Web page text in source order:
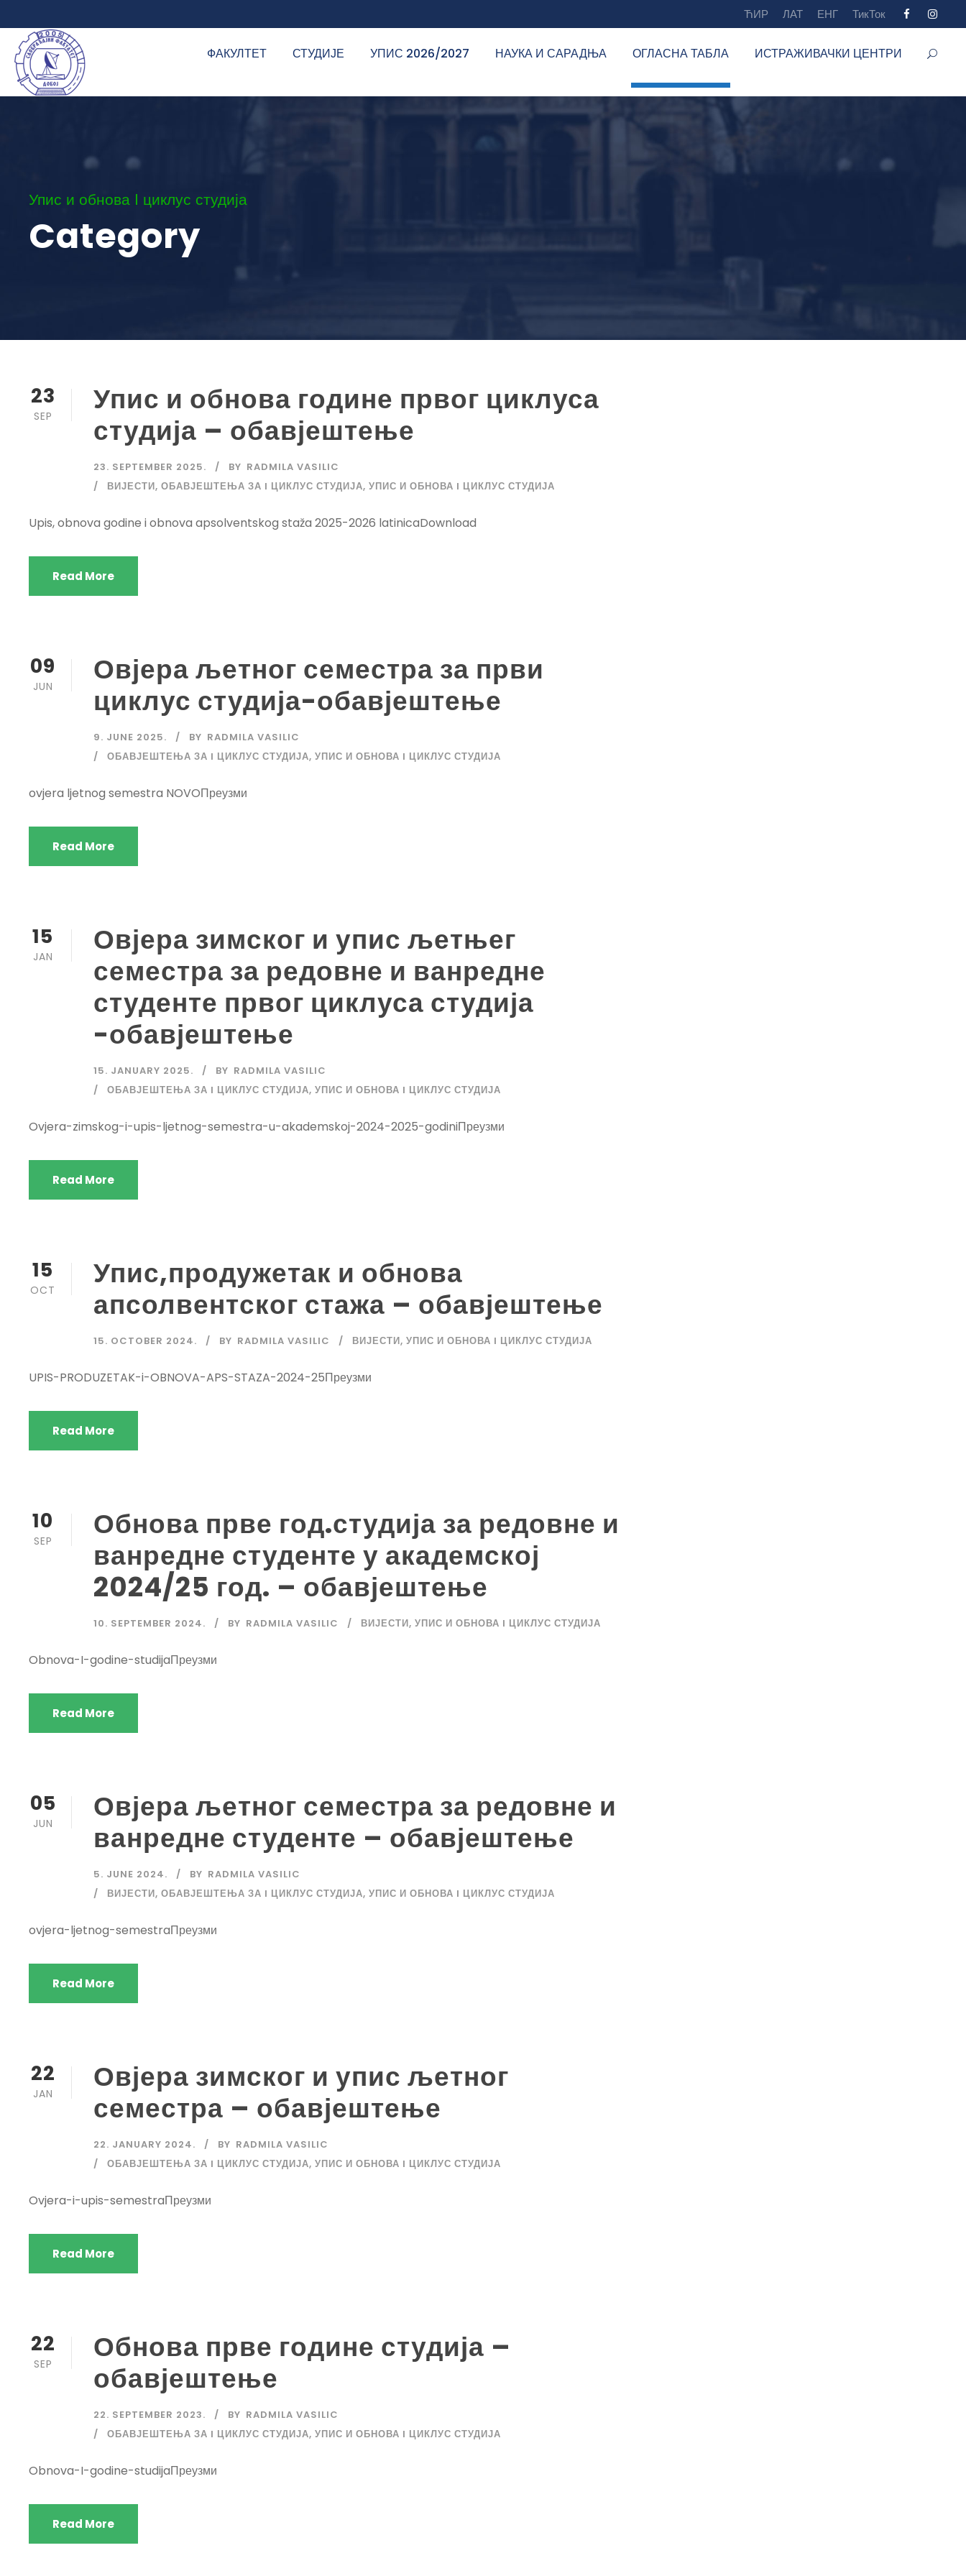
ЋИР ЛАТ ЕНГ ТикТок
ФАКУЛТЕТ СТУДИЈЕ УПИС 2026/2027 НАУКА И САРАДЊА ОГЛАСНА ТАБЛА ИСТРАЖИВАЧКИ ЦЕНТРИ
Упис и обнова I циклус студија
Category
23
SEP
Упис и обнова године првог циклуса
студија – обавјештење
23. SEPTEMBER 2025. BY RADMILA VASILIC
ВИЈЕСТИ, ОБАВЈЕШТЕЊА ЗА I ЦИКЛУС СТУДИЈА, УПИС И ОБНОВА I ЦИКЛУС СТУДИЈА
Upis, obnova godine i obnova apsolventskog staža 2025-2026 latinicaDownload
Read More
09
JUN
Овјера љетног семестра за први
циклус студија-обавјештење
9. JUNE 2025. BY RADMILA VASILIC
ОБАВЈЕШТЕЊА ЗА I ЦИКЛУС СТУДИЈА, УПИС И ОБНОВА I ЦИКЛУС СТУДИЈА
ovjera ljetnog semestra NOVOПреузми
Read More
15
JAN
Овјера зимског и упис љетњег
семестра за редовне и ванредне
студенте првог циклуса студија
-обавјештење
15. JANUARY 2025. BY RADMILA VASILIC
ОБАВЈЕШТЕЊА ЗА I ЦИКЛУС СТУДИЈА, УПИС И ОБНОВА I ЦИКЛУС СТУДИЈА
Ovjera-zimskog-i-upis-ljetnog-semestra-u-akademskoj-2024-2025-godiniПреузми
Read More
15
OCT
Упис,продужетак и обнова
апсолвентског стажа – обавјештење
15. OCTOBER 2024. BY RADMILA VASILIC ВИЈЕСТИ, УПИС И ОБНОВА I ЦИКЛУС СТУДИЈА
UPIS-PRODUZETAK-i-OBNOVA-APS-STAZA-2024-25Преузми
Read More
10
SEP
Обнова прве год.студија за редовне и
ванредне студенте у академској
2024/25 год. – обавјештење
10. SEPTEMBER 2024. BY RADMILA VASILIC ВИЈЕСТИ, УПИС И ОБНОВА I ЦИКЛУС СТУДИЈА
Obnova-I-godine-studijaПреузми
Read More
05
JUN
Овјера љетног семестра за редовне и
ванредне студенте – обавјештење
5. JUNE 2024. BY RADMILA VASILIC
ВИЈЕСТИ, ОБАВЈЕШТЕЊА ЗА I ЦИКЛУС СТУДИЈА, УПИС И ОБНОВА I ЦИКЛУС СТУДИЈА
ovjera-ljetnog-semestraПреузми
Read More
22
JAN
Овјера зимског и упис љетног
семестра – обавјештење
22. JANUARY 2024. BY RADMILA VASILIC
ОБАВЈЕШТЕЊА ЗА I ЦИКЛУС СТУДИЈА, УПИС И ОБНОВА I ЦИКЛУС СТУДИЈА
Ovjera-i-upis-semestraПреузми
Read More
22
SEP
Обнова прве године студија –
обавјештење
22. SEPTEMBER 2023. BY RADMILA VASILIC
ОБАВЈЕШТЕЊА ЗА I ЦИКЛУС СТУДИЈА, УПИС И ОБНОВА I ЦИКЛУС СТУДИЈА
Obnova-I-godine-studijaПреузми
Read More